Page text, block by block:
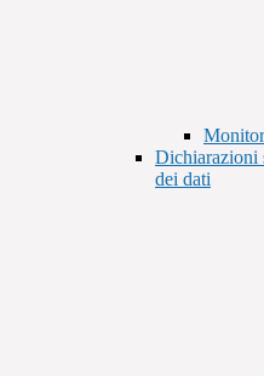
Dichiarazioni
dei dati